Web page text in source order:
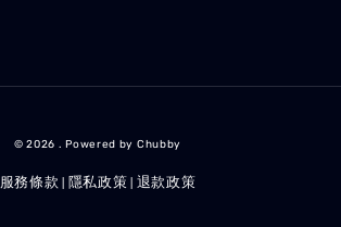
© 2026 . Powered by Chubby
服務條款 隱私政策 退款政策